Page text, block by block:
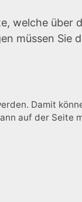
welche über
müssen Sie
Damit
auf der Seite